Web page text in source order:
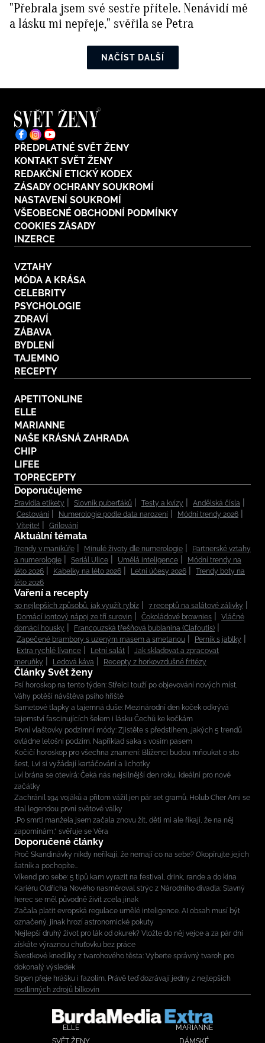
"Přebrala jsem své sestře přítele. Nenávidí mě
a lásku mi nepřeje," svěřila se Petra
NAČÍST DALŠÍ
PŘEDPLATNÉ SVĚT ŽENY
KONTAKT SVĚT ŽENY
REDAKČNÍ ETICKÝ KODEX
ZÁSADY OCHRANY SOUKROMÍ
NASTAVENÍ SOUKROMÍ
VŠEOBECNÉ OBCHODNÍ PODMÍNKY
COOKIES ZÁSADY
INZERCE
VZTAHY
MÓDA A KRÁSA
CELEBRITY
PSYCHOLOGIE
ZDRAVÍ
ZÁBAVA
BYDLENÍ
TAJEMNO
RECEPTY
APETITONLINE
ELLE
MARIANNE
NAŠE KRÁSNÁ ZAHRADA
CHIP
LIFEE
TOPRECEPTY
Doporučujeme
Pravidla etikety Slovník puberťáků Testy a kvízy
Andělská čísla
Cestování
Numerologie podle data narození
Módní trendy 2026
Vítejte!
Grilování
Aktuální témata
Trendy v manikúře Minulé životy dle numerologie
Partnerské vztahy
a numerologie
Seriál Ulice Umělá inteligence
Módní trendy na
léto 2026
Kabelky na léto 2026 Letní účesy 2026
Trendy boty na
léto 2026
Vaření a recepty
30 nejlepších způsobů, jak využít rybíz
7 receptů na salátové zálivky
Domácí iontový nápoj ze tří surovin
Čokoládové brownies
Vláčné
domácí housky
Francouzská třešňová bublanina (Clafoutis)
Zapečené brambory s uzeným masem a smetanou
Perník s jablky
Extra rychlé lívance
Letní salát
Jak skladovat a zpracovat
meruňky
Ledová káva Recepty z horkovzdušné fritézy
Články Svět ženy
Psí horoskop na tento týden: Střelci touží po objevování nových míst,
Váhy potěší návštěva psího hřiště
Sametové tlapky a tajemná duše: Mezinárodní den koček odkrývá
tajemství fascinujících šelem i lásku Čechů ke kočkám
První vlaštovky podzimní módy: Zjistěte s předstihem, jakých 5 trendů
ovládne letošní podzim. Například saka s vosím pasem
Kočičí horoskop pro všechna znamení: Blíženci budou mňoukat o sto
šest, Lvi si vyžádají kartáčování a lichotky
Lví brána se otevírá: Čeká nás nejsilnější den roku, ideální pro nové
začátky
Zachránil 194 vojáků a přitom vážil jen pár set gramů. Holub Cher Ami se
stal legendou první světové války
„Po smrti manžela jsem začala znovu žít, děti mi ale říkají, že na něj
zapomínám,“ svěřuje se Věra
Doporučené články
Proč Skandinávky nikdy neříkají, že nemají co na sebe? Okopírujte jejich
šatník a pochopíte...
Víkend pro sebe: 5 tipů kam vyrazit na festival, drink, rande a do kina
Kariéru Oldřicha Nového nasměroval strýc z Národního divadla: Slavný
herec se měl původně živit zcela jinak
Začala platit evropská regulace umělé inteligence. AI obsah musí být
označený, jinak hrozí astronomické pokuty
Nejlepší druhý život pro lák od okurek? Vložte do něj vejce a za pár dní
získáte výraznou chuťovku bez práce
Švestkové knedlíky z tvarohového těsta: Vyberte správný tvaroh pro
dokonalý výsledek
Srpen přeje hrášku i fazolím. Právě teď dozrávají jedny z nejlepších
rostlinných zdrojů bílkovin
ELLE
MARIANNE